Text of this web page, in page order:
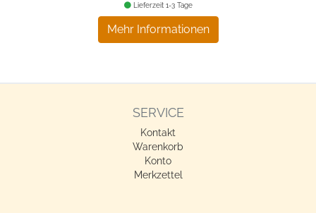
Mehr Informationen
Lieferzeit 1-3 Tage
SERVICE
Kontakt
Warenkorb
Konto
Merkzettel